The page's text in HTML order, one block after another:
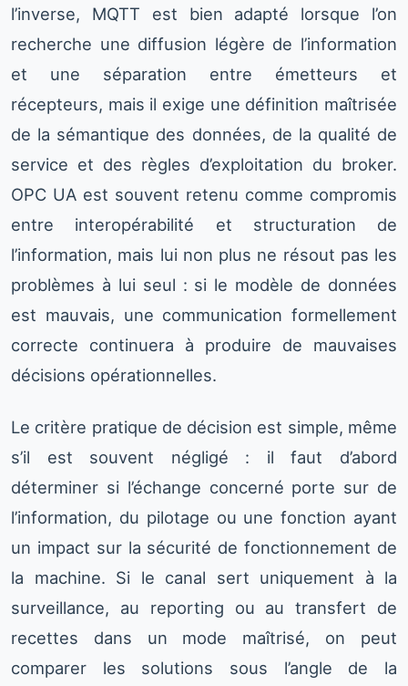
l’inverse, MQTT est bien adapté lorsque l’on
recherche une diffusion légère de l’information
et une séparation entre émetteurs et
récepteurs, mais il exige une définition maîtrisée
de la sémantique des données, de la qualité de
service et des règles d’exploitation du broker.
OPC UA est souvent retenu comme compromis
entre interopérabilité et structuration de
l’information, mais lui non plus ne résout pas les
problèmes à lui seul : si le modèle de données
est mauvais, une communication formellement
correcte continuera à produire de mauvaises
décisions opérationnelles.
Le critère pratique de décision est simple, même
s’il est souvent négligé : il faut d’abord
déterminer si l’échange concerné porte sur de
l’information, du pilotage ou une fonction ayant
un impact sur la sécurité de fonctionnement de
la machine. Si le canal sert uniquement à la
surveillance, au reporting ou au transfert de
recettes dans un mode maîtrisé, on peut
comparer les solutions sous l’angle de la